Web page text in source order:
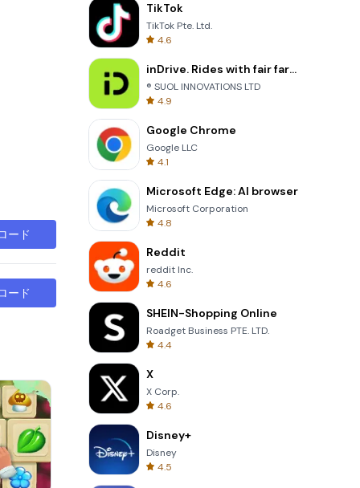
ード
ード
TikTok
TikTok Pte. Ltd.
4.6
inDrive. Rides with fair fares
® SUOL INNOVATIONS LTD
4.9
Google Chrome
Google LLC
4.1
Microsoft Edge: AI browser
Microsoft Corporation
4.8
Reddit
reddit Inc.
4.6
SHEIN-Shopping Online
Roadget Business PTE. LTD.
4.4
X
X Corp.
4.6
Disney+
Disney
4.5